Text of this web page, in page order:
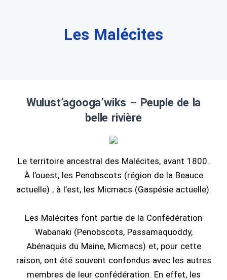
Les Malécites
Wulust’agooga’wiks – Peuple de la
belle rivière
Le territoire ancestral des Malécites, avant 1800.
À l’ouest, les Penobscots (région de la Beauce
actuelle) ; à l’est, les Micmacs (Gaspésie actuelle).
Les Malécites font partie de la Confédération
Wabanaki (Penobscots, Passamaquoddy,
Abénaquis du Maine, Micmacs) et, pour cette
raison, ont été souvent confondus avec les autres
membres de leur confédération. En effet, les